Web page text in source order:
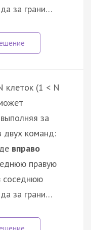
за грани…
клеток (1 < N
за
двух команд:
вправо
правую
соседнюю
за грани…